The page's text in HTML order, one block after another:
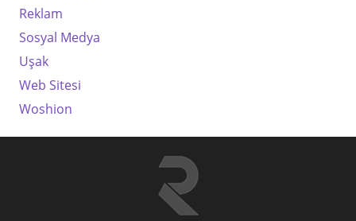
Reklam
Sosyal Medya
Uşak
Web Sitesi
Woshion